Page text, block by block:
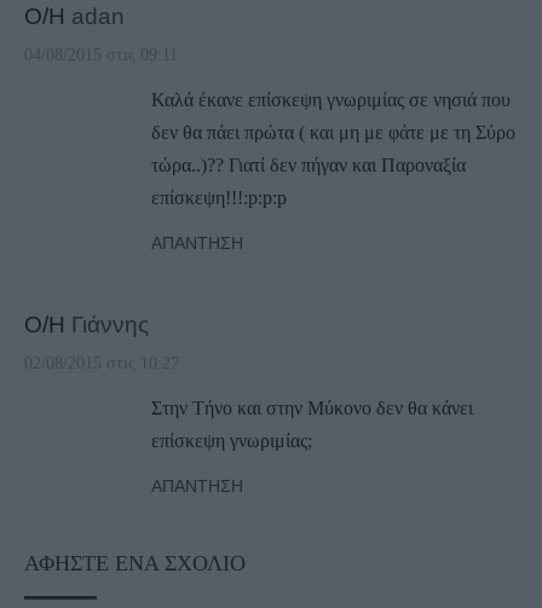
Ο/Η adan
04/08/2015 στις 09:11
Καλά έκανε επίσκεψη γνωριμίας σε νησιά που
δεν θα πάει πρώτα ( και μη με φάτε με τη Σύρο
τώρα..)?? Γιατί δεν πήγαν και Παροναξία
επίσκεψη!!!:p:p:p
ΑΠΆΝΤΗΣΗ
Ο/Η Γιάννης
02/08/2015 στις 10:27
Στην Τήνο και στην Μύκονο δεν θα κάνει
επίσκεψη γνωριμίας;
ΑΠΆΝΤΗΣΗ
ΑΦΉΣΤΕ ΈΝΑ ΣΧΌΛΙΟ